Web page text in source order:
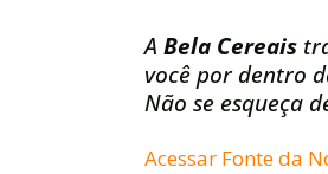
A Bela Cereais
você por dentro
Não se esqueça
Acessar Fonte da